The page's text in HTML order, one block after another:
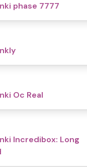
phase 7777
Oc Real
Incredibox: Long